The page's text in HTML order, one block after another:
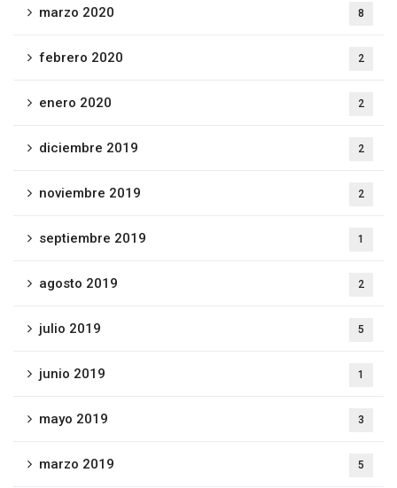
marzo 2020 8
febrero 2020 2
enero 2020 2
diciembre 2019 2
noviembre 2019 2
septiembre 2019 1
agosto 2019 2
julio 2019 5
junio 2019 1
mayo 2019 3
marzo 2019 5